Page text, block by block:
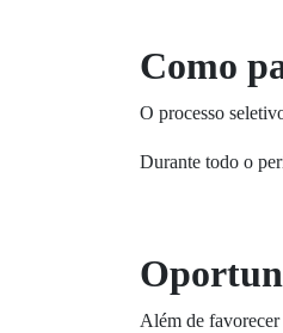
Como
O processo
Durante todo o
Além de favorecer